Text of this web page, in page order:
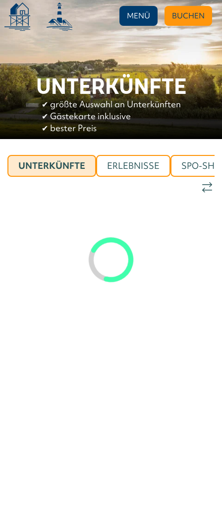
MENÜ BUCHEN
UNTERKÜNFTE
✔︎größte Auswahl an Unterkünften
✔︎Gästekarte inklusive
✔︎ bester Preis
UNTERKÜNFTE ERLEBNISSE SPO-